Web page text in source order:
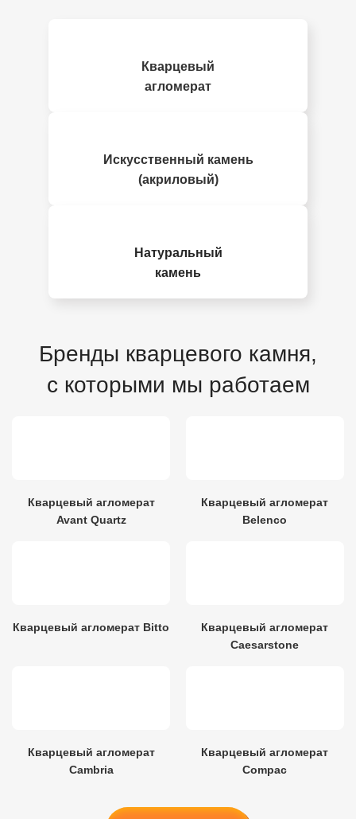
Кварцевый
агломерат
Искусственный камень
(акриловый)
Натуральный
камень
Бренды кварцевого камня,
с которыми мы работаем
Кварцевый агломерат
Avant Quartz
Кварцевый агломерат
Belenco
Кварцевый агломерат Bitto
Кварцевый агломерат
Caesarstone
Кварцевый агломерат
Cambria
Кварцевый агломерат
Compac